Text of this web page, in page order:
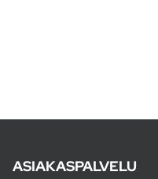
ASIAKASPALVELU